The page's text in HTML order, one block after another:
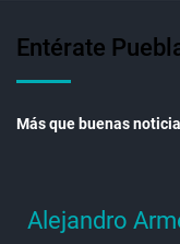
Entérate
Más que buenas
Alejandro